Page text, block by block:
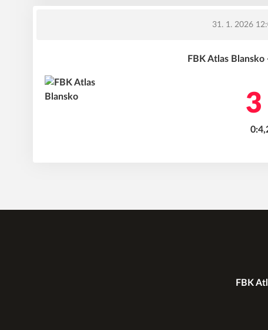
31. 1. 2026
FBK Atlas
3
FBK